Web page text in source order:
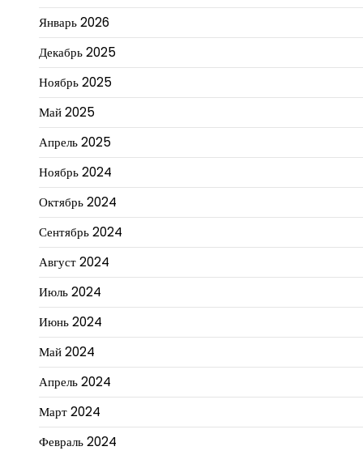
Январь 2026
Декабрь 2025
Ноябрь 2025
Май 2025
Апрель 2025
Ноябрь 2024
Октябрь 2024
Сентябрь 2024
Август 2024
Июль 2024
Июнь 2024
Май 2024
Апрель 2024
Март 2024
Февраль 2024